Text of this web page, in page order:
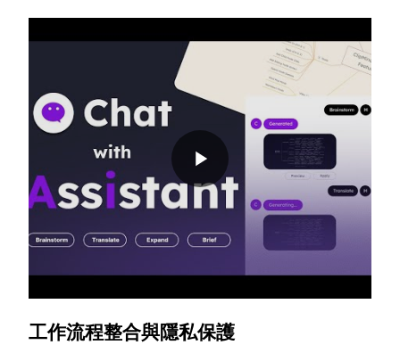
工作流程整合與隱私保護